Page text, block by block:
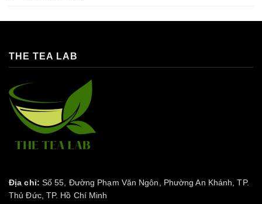
THE TEA LAB
Địa chỉ: Số 55, Đường Phạm Văn Ngôn, Phường An Khánh, TP.
Thủ Đức, TP. Hồ Chí Minh